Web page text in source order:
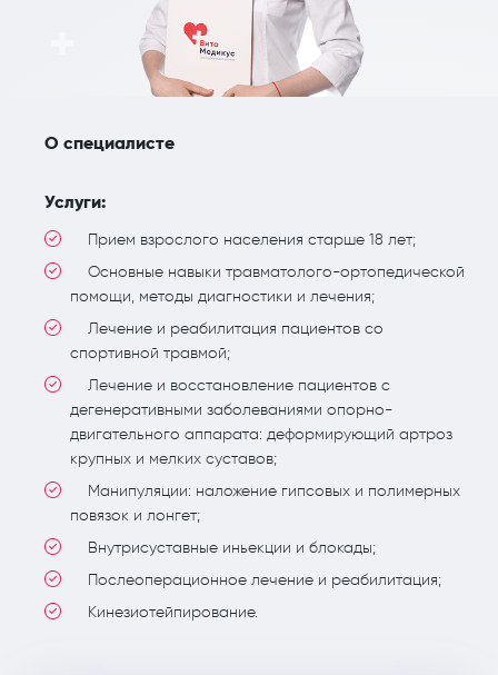
О специалисте
Услуги:
Прием взрослого населения старше 18 лет;
Основные навыки травматолого-ортопедической
помощи, методы диагностики и лечения;
Лечение и реабилитация пациентов со
спортивной травмой;
Лечение и восстановление пациентов с
дегенеративными заболеваниями опорно-
двигательного аппарата: деформирующий артроз
крупных и мелких суставов;
Манипуляции: наложение гипсовых и полимерных
повязок и лонгет;
Внутрисуставные иньекции и блокады;
Послеоперационное лечение и реабилитация;
Кинезиотейпирование.